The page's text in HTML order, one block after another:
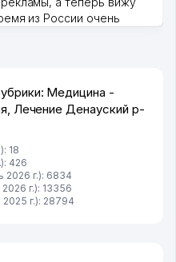
из России очень
Медицина -
Лечение Денауский р-
18
426
2026 г.): 6834
г.): 13356
2025 г.): 28794